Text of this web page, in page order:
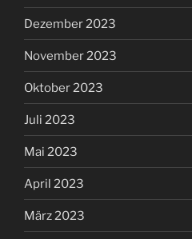
Dezember 2023
November 2023
Oktober 2023
Juli 2023
Mai 2023
April 2023
März 2023